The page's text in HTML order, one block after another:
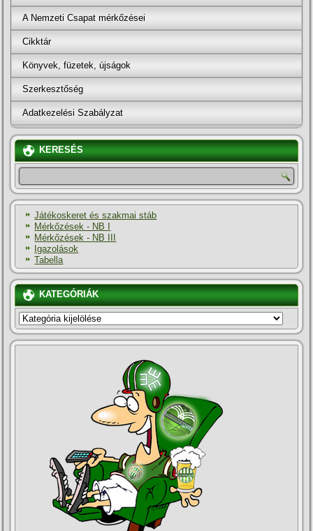
A Nemzeti Csapat mérkőzései
Cikktár
Könyvek, füzetek, újságok
Szerkesztőség
Adatkezelési Szabályzat
KERESÉS
Játékoskeret és szakmai stáb
Mérkőzések - NB I
Mérkőzések - NB III
Igazolások
Tabella
KATEGÓRIÁK
KATEGÓRIÁK